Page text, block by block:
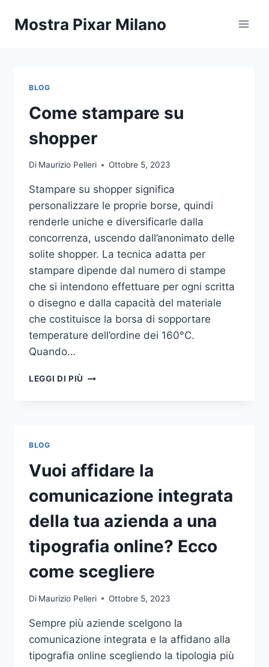
Mostra Pixar Milano
BLOG
Come stampare su
shopper
Di Maurizio Pelleri Ottobre 5, 2023
Stampare su shopper significa
personalizzare le proprie borse, quindi
renderle uniche e diversificarle dalla
concorrenza, uscendo dall’anonimato delle
solite shopper. La tecnica adatta per
stampare dipende dal numero di stampe
che si intendono effettuare per ogni scritta
o disegno e dalla capacità del materiale
che costituisce la borsa di sopportare
temperature dell’ordine dei 160°C.
Quando…
LEGGI DI PIÙ COME
BLOG
Vuoi affidare la
comunicazione integrata
della tua azienda a una
tipografia online? Ecco
come scegliere
Di Maurizio Pelleri Ottobre 5, 2023
Sempre più aziende scelgono la
comunicazione integrata e la affidano alla
tipografia online scegliendo la tipologia più